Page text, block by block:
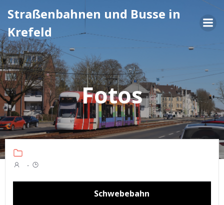
Inhalt
Straßenbahnen und Busse in
Krefeld
Fotos
-
Schwebebahn